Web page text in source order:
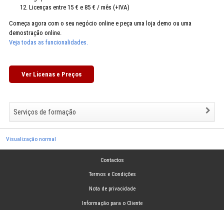
Licenças entre 15 € e 85 € / mês (+IVA)
Começa agora com o seu negócio online e peça uma loja demo ou uma
demostração online.
Veja todas as funcionalidades.
Ver Licenas e Preços
Serviços de formação
Visualização normal
Contactos
Termos e Condições
Nota de privacidade
Informação para o Cliente